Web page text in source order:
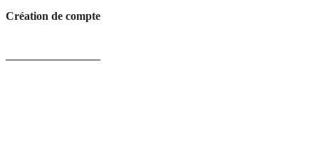
Création de compte